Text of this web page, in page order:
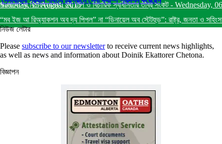
Saturday, 15 August 2015
বাংলাদেশের বিচারব্যবস্থা: মব, চাপ ও বিচারিক স্বাধীনতার তীব্র সংকট- Wednesday,
“মব ইজ আ রিঅ্যাকশন অব দ্য পিপল” না “ডিনায়েল অব স্টেটহুড”: রাষ্ট্র, জনতা ও
নিউজ লেটার
Please subscribe to our newsletterto receive current news highlights,
as well as news and information about Doinik Ekattorer Chetona.
বিজ্ঞাপন